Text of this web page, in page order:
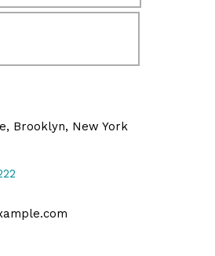
Brooklyn, New York